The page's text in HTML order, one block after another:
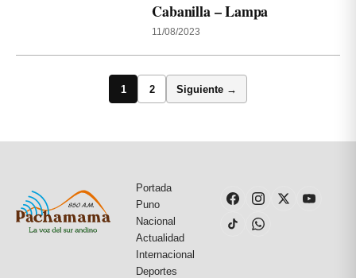
Cabanilla – Lampa
11/08/2023
1 2 Siguiente →
Portada
Puno
Nacional
Actualidad
Internacional
Deportes